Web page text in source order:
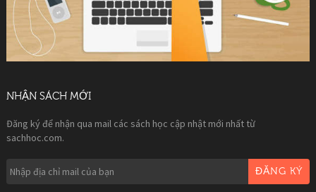
NHẬN SÁCH MỚI
Đăng ký để nhận qua mail các sách học cập nhật mới nhất từ
sachhoc.com.
ĐĂNG KÝ